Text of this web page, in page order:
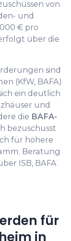
von
und
€ pro
über die
sind
(KfW, BAFA)
ein deutlich
und
die BAFA-
bezuschusst
für höhere
Beratung
ISB, BAFA
für
in